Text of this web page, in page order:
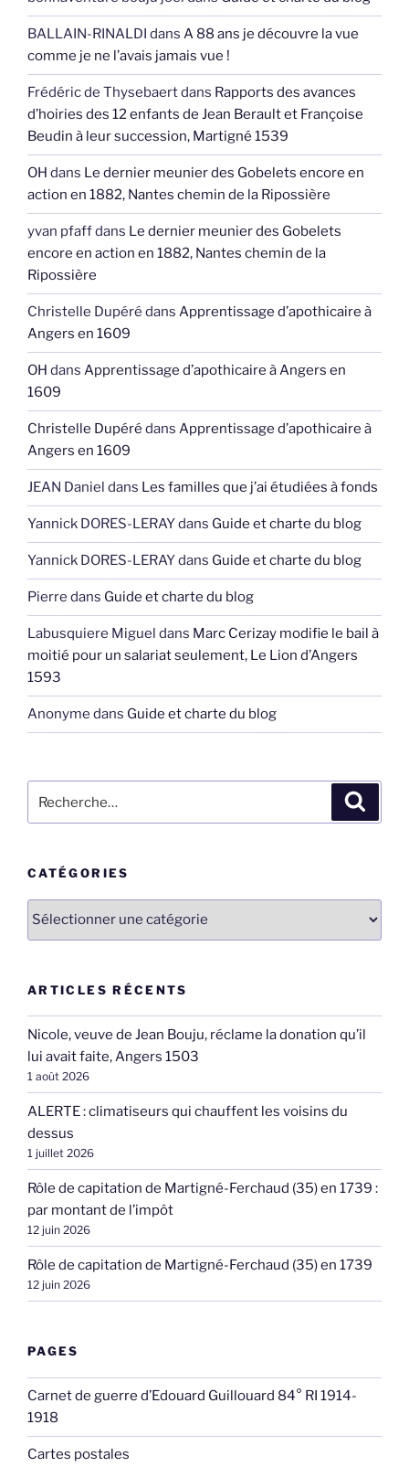
BALLAIN-RINALDI dans A 88 ans je découvre la vue
comme je ne l’avais jamais vue !
Frédéric de Thysebaertdans Rapports des avances
d’hoiries des 12 enfants de Jean Berault et Françoise
Beudin à leur succession, Martigné 1539
OH dans Le dernier meunier des Gobelets encore en
action en 1882, Nantes chemin de la Ripossière
yvan pfaffdans Le dernier meunier des Gobelets
encore en action en 1882, Nantes chemin de la
Ripossière
Christelle Dupéré dans Apprentissage d’apothicaire à
Angers en 1609
OH dans Apprentissage d’apothicaire à Angers en
1609
Christelle Dupéré dans Apprentissage d’apothicaire à
Angers en 1609
JEAN Daniel dans Les familles que j’ai étudiées à fonds
Yannick DORES-LERAYdans Guide et charte du blog
Yannick DORES-LERAYdans Guide et charte du blog
Pierre dans Guide et charte du blog
Labusquiere Miguel dans Marc Cerizay modifie le bail à
moitié pour un salariat seulement, Le Lion d’Angers
1593
Anonyme dans Guide et charte du blog
pour
CATÉGORIES
Catégories
ARTICLES RÉCENTS
Nicole, veuve de Jean Bouju, réclame la donation qu’il
lui avait faite, Angers 1503
1 août 2026
ALERTE : climatiseurs qui chauffent les voisins du
dessus
1 juillet 2026
Rôle de capitation de Martigné-Ferchaud (35) en 1739 :
par montant de l’impôt
12 juin 2026
Rôle de capitation de Martigné-Ferchaud (35) en 1739
12 juin 2026
PAGES
Carnet de guerre d’Edouard Guillouard 84° RI 1914-
1918
Cartes postales